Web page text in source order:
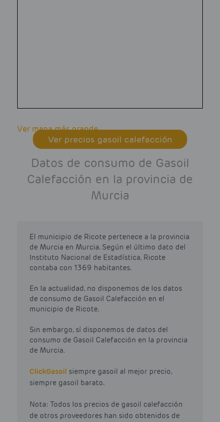
Ver mapa más grande
Ver precios gasoil calefacción
Datos de consumo de Gasoil
Calefacción en la provincia de
Murcia
El municipio de Ricote pertenece a la provincia
de Murcia en Murcia. Según el último dato del
Instituto Nacional de Estadística, Ricote
contaba con 1369 habitantes.
En la actualidad, no disponemos de los datos
de consumo de Gasoil Calefacción en el
municipio de Ricote.
Sin embargo, sí disponemos de datos del
consumo de Gasoil Calefacción en la provincia
de Murcia.
ClickGasoil siempre gasoil al mejor precio,
siempre gasoil barato.
Nota: Todos los precios de gasoil calefacción
de otros proveedores han sido obtenidos de